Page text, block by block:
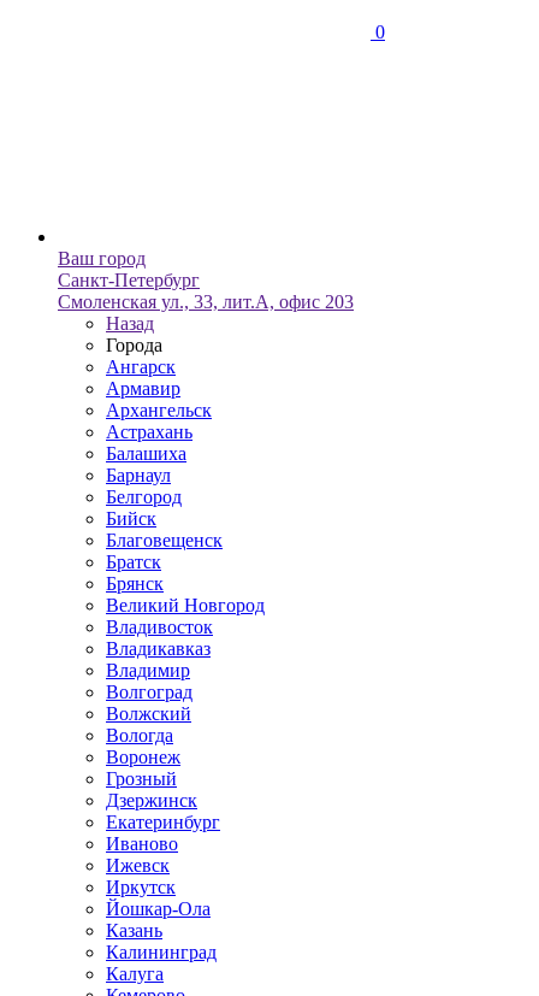
0
Ваш город
Санкт-Петербург
Смоленская ул., 33, лит.А, офис 203
Назад
Города
Ангарск
Армавир
Архангельск
Астрахань
Балашиха
Барнаул
Белгород
Бийск
Благовещенск
Братск
Брянск
Великий Новгород
Владивосток
Владикавказ
Владимир
Волгоград
Волжский
Вологда
Воронеж
Грозный
Дзержинск
Екатеринбург
Иваново
Ижевск
Иркутск
Йошкар-Ола
Казань
Калининград
Калуга